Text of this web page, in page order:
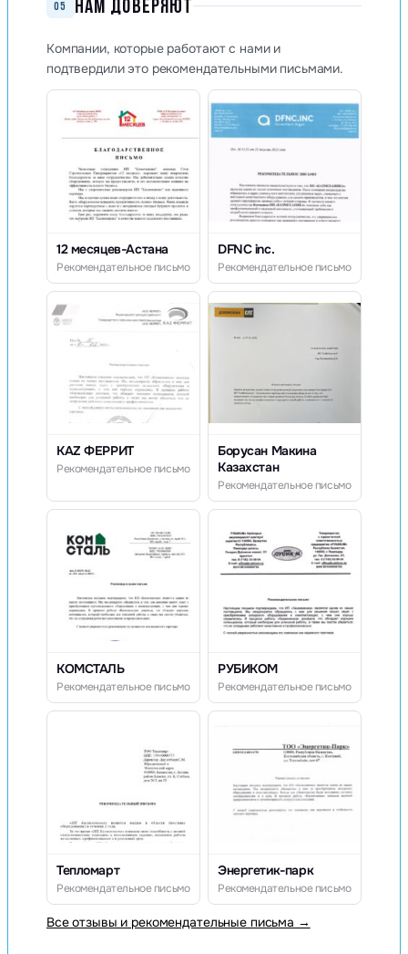
05 НАМ ДОВЕРЯЮТ
Компании, которые работают с нами и
подтвердили это рекомендательными письмами.
12 месяцев-Астана
Рекомендательное письмо
DFNC inc.
Рекомендательное письмо
KAZ ФЕРРИТ
Рекомендательное письмо
Борусан Макина
Казахстан
Рекомендательное письмо
КОМСТАЛЬ
Рекомендательное письмо
РУБИКОМ
Рекомендательное письмо
Тепломарт
Рекомендательное письмо
Энергетик-парк
Рекомендательное письмо
Все отзывы и рекомендательные письма →